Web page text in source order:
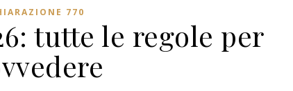
770
tutte le regole per